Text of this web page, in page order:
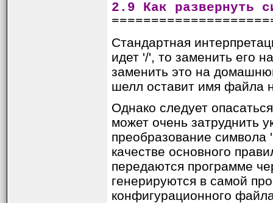
2.9 Как развернуть
Стандартная
идет '/', то заменить его
заменить это на
шелл оставит имя файла
Однако следует
может очень затруднить
преобразование символа
качестве основного
передаются программе
генерируются в самой
конфигурационного